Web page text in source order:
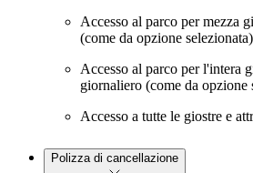
Accesso al parco per mezza
(come da opzione selezionata)
Accesso al parco per l'intera
giornaliero (come da opzione
Accesso a tutte le giostre e
Polizza di cancellazione